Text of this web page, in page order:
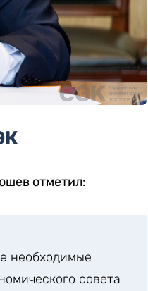
отметил:
необходимые
совета